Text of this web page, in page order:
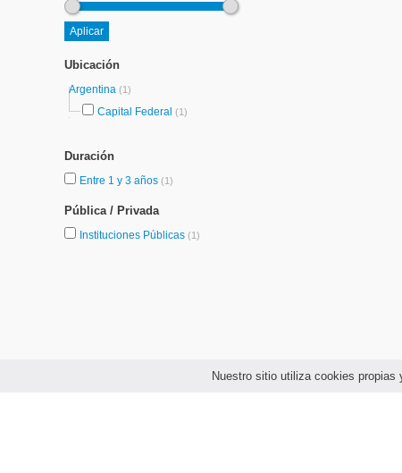
Nuestro sitio utiliza cookies propias
Ubicación
Argentina (1)
Capital Federal (1)
Duración
Entre 1 y 3 años (1)
Pública / Privada
Instituciones Públicas (1)